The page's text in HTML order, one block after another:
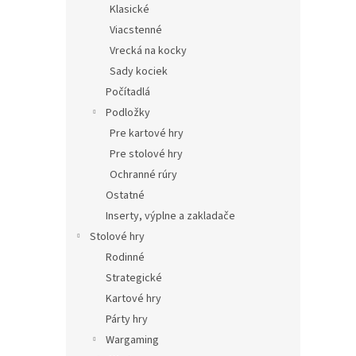
Klasické
Viacstenné
Vrecká na kocky
Sady kociek
Počítadlá
Podložky
Pre kartové hry
Pre stolové hry
Ochranné rúry
Ostatné
Inserty, výplne a zakladače
Stolové hry
Rodinné
Strategické
Kartové hry
Párty hry
Wargaming